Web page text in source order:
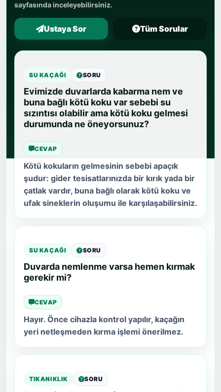
sayfasında inceleyebilirsiniz.
Ustaya Sor Tüm Sorular
SU KAÇAĞI SORU
Evimizde duvarlarda kabarma nem ve
buna bağlı kötü koku var sebebi su
sızıntısı olabilir ama kötü koku gelmesi
durumunda ne öneyorsunuz?
CEVAP
Kötü kokuların gelmesinin sebebi apaçık
şudur: gider tesisatlarınızda bir kırık yada bir
çatlak vardır, buna bağlı olarak kötü koku ve
ufak sineklerin oluşumu ile karşılaşabilirsiniz.
SU KAÇAĞI SORU
Duvarda nemlenme varsa hemen kırmak
gerekir mi?
CEVAP
Hayır. Önce cihazla kontrol yapılır, kaçağın
yeri netleşmeden kırma işlemi önerilmez.
TIKANIKLIK SORU